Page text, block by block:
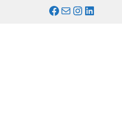
Facebook
MailInstagram
LinkedIn